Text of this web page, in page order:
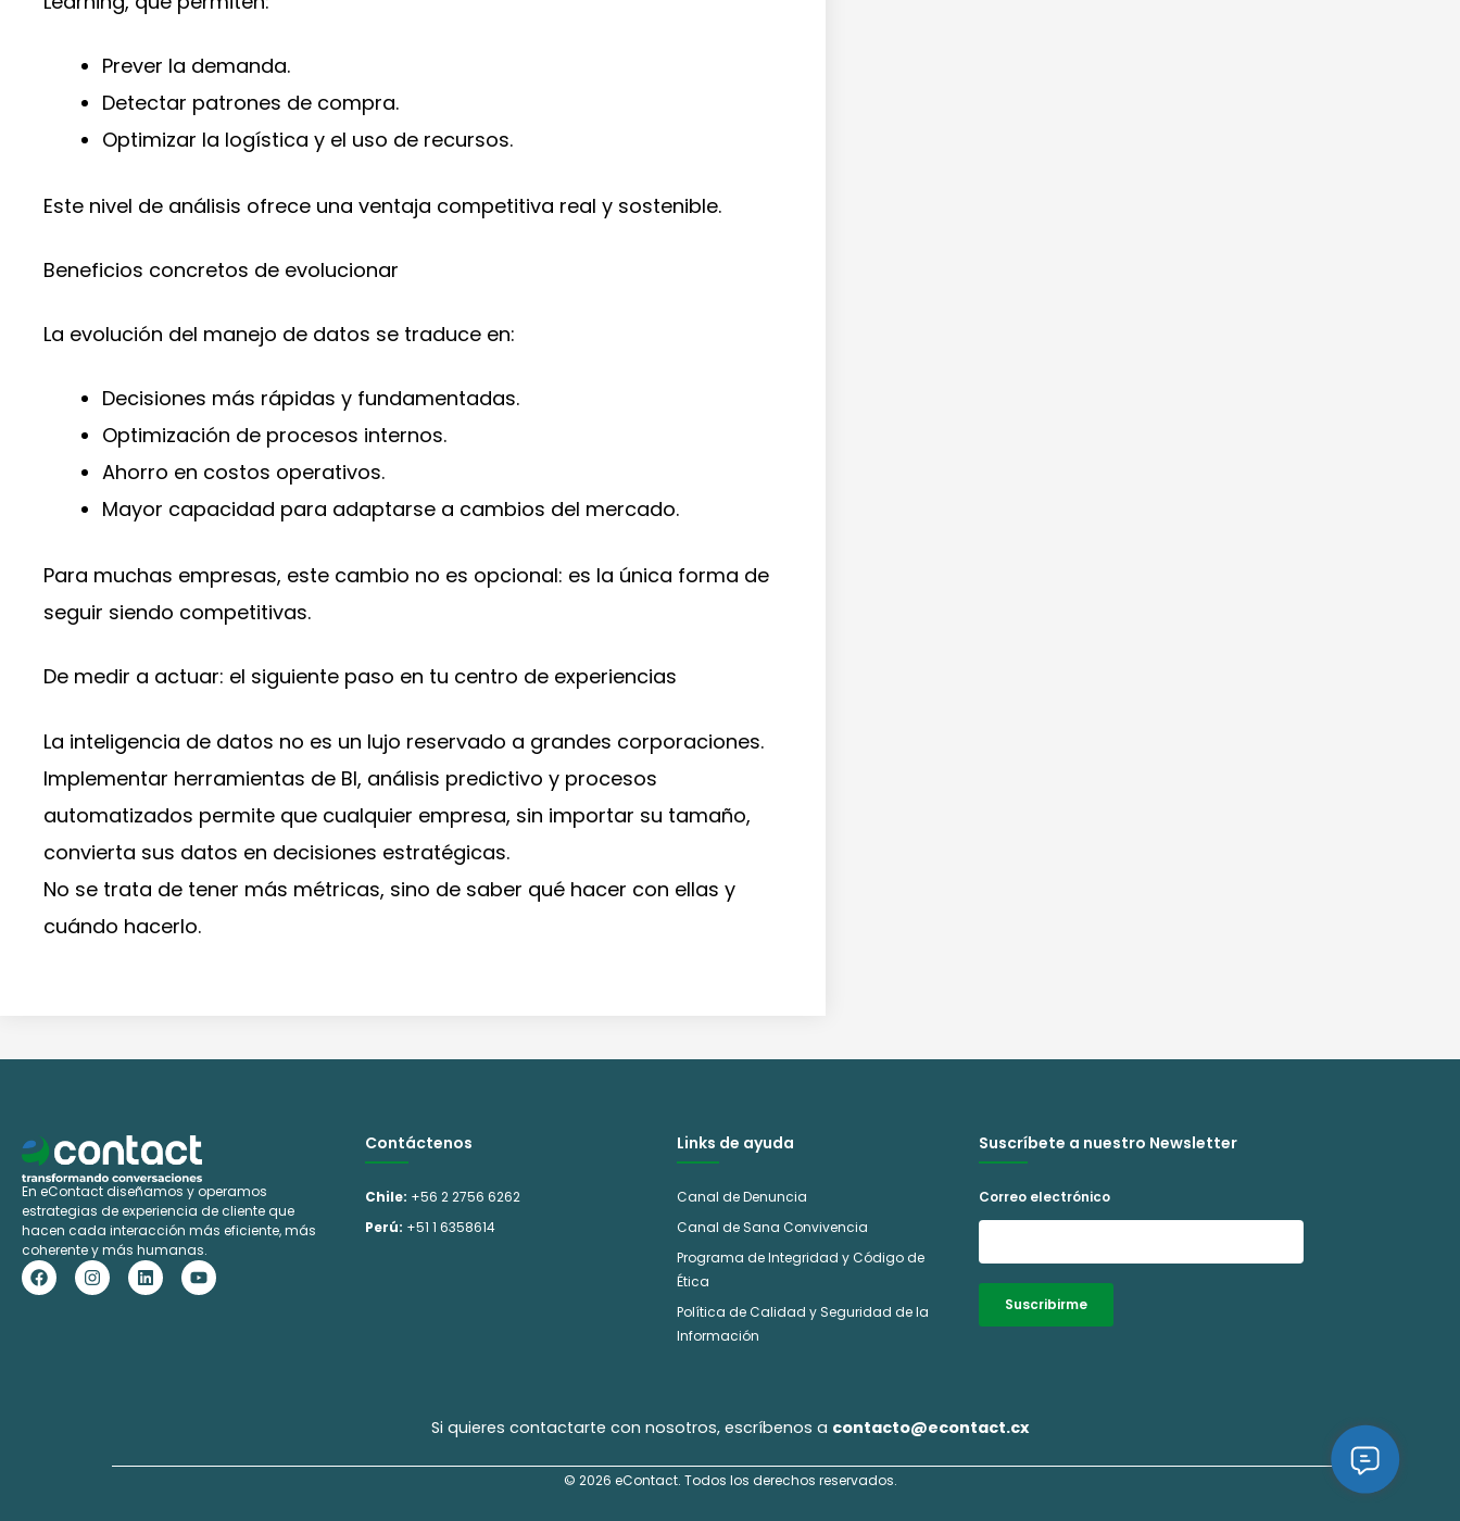
Prever la demanda.
Detectar patrones de compra.
Optimizar la logística y el uso de recursos.
Este nivel de análisis ofrece una ventaja competitiva real y sostenible.
Beneficios concretos de evolucionar
La evolución del manejo de datos se traduce en:
Decisiones más rápidas y fundamentadas.
Optimización de procesos internos.
Ahorro en costos operativos.
Mayor capacidad para adaptarse a cambios del mercado.
Para muchas empresas, este cambio no es opcional: es la única forma de
seguir siendo competitivas.
De medir a actuar: el siguiente paso en tu centro de experiencias
La inteligencia de datos no es un lujo reservado a grandes corporaciones.
Implementar herramientas de BI, análisis predictivo y procesos
automatizados permite que cualquier empresa, sin importar su tamaño,
convierta sus datos en decisiones estratégicas.
No se trata de tener más métricas, sino de saber qué hacer con ellas y
cuándo hacerlo.
En eContact diseñamos y operamos
estrategias de experiencia de cliente que
hacen cada interacción más eficiente, más
coherente y más humanas.
F
a
c
I
n
s
L
i
n
Y
o
u
Contáctenos
Chile: +56 2 2756 6262
Perú: +51 1 6358614
Links de ayuda
Canal de Denuncia
Canal de Sana Convivencia
Programa de Integridad y Código de
Ética
Política de Calidad y Seguridad de la
Información
Suscríbete a nuestro Newsletter
Correo electrónico
Suscribirme
Si quieres contactarte con nosotros, escríbenos a contacto@econtact.cx
© 2026 eContact. Todos los derechos reservados.